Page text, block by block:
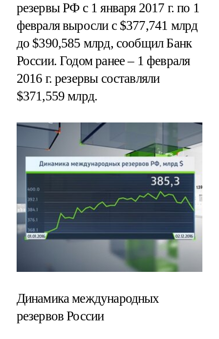
резервы РФ с 1 января 2017 г. по 1
февраля выросли с $377,741 млрд
до $390,585 млрд, сообщил Банк
России. Годом ранее – 1 февраля
2016 г. резервы составляли
$371,559 млрд.
Динамика международных
резервов России